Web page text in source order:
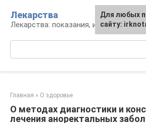
контенту
Лекарства
Лекарства: показания, инструкция,
Главная » О здоровье
О методах диагностики и
лечения аноректальных
Для любых
сайту: